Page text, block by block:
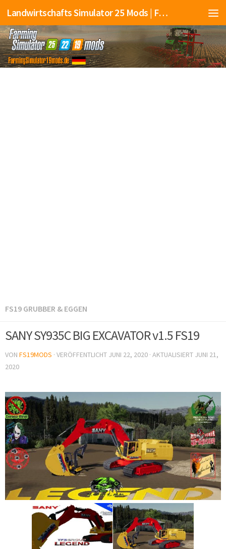
Landwirtschafts Simulator 25 Mods | Farming Simulator 25 Mods | FS25 Mods
FS19 GRUBBER & EGGEN
SANY SY935C BIG EXCAVATOR v1.5 FS19
VON FS19MODS · VERÖFFENTLICHT JUNI 22, 2020 · AKTUALISIERT JUNI 21,
2020